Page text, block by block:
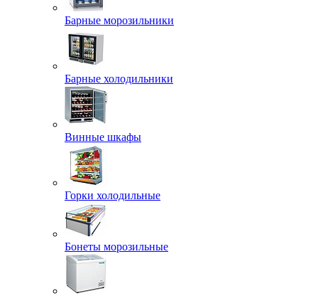
Барные морозильники
Барные холодильники
Винные шкафы
Горки холодильные
Бонеты морозильные